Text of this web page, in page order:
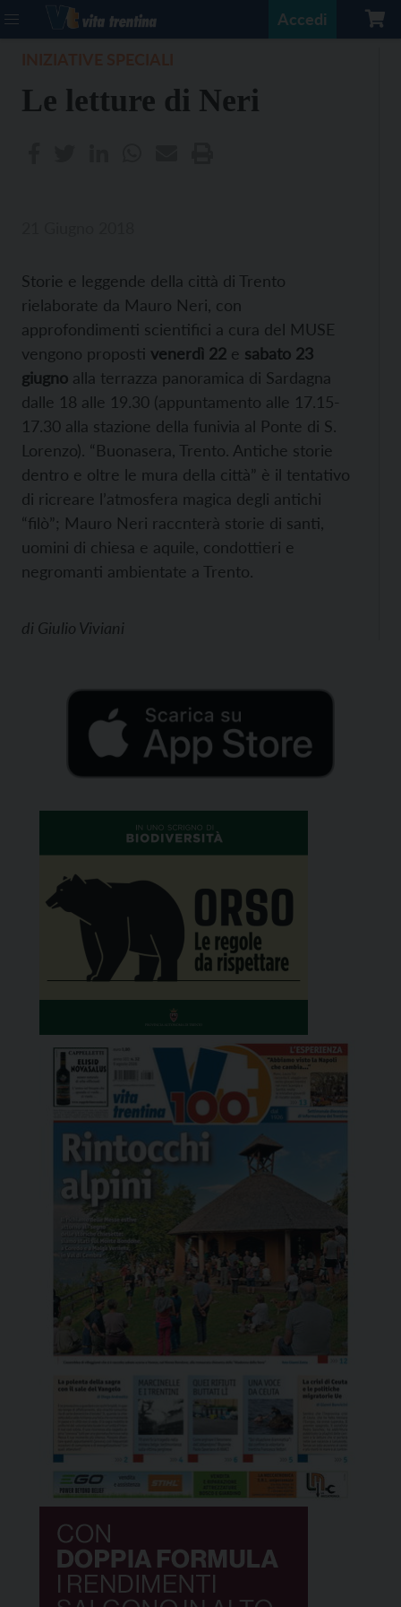
Accedi
Le letture di Neri
Storie e leggende della città di Trento
rielaborate da Mauro Neri, con
approfondimenti scientifici a cura del MUSE
vengono proposti venerdì 22 e sabato 23
giugno alla terrazza panoramica di Sardagna
dalle 18 alle 19.30 (appuntamento alle 17.15-
17.30 alla stazione della funivia al Ponte di S.
Lorenzo). “Buonasera, Trento. Antiche storie
dentro e oltre le mura della città” è il tentativo
di ricreare l’atmosfera magica degli antichi
“filò”; Mauro Neri raccnterà storie di santi,
uomini di chiesa e aquile, condottieri e
negromanti ambientate a Trento.
di Giulio Viviani